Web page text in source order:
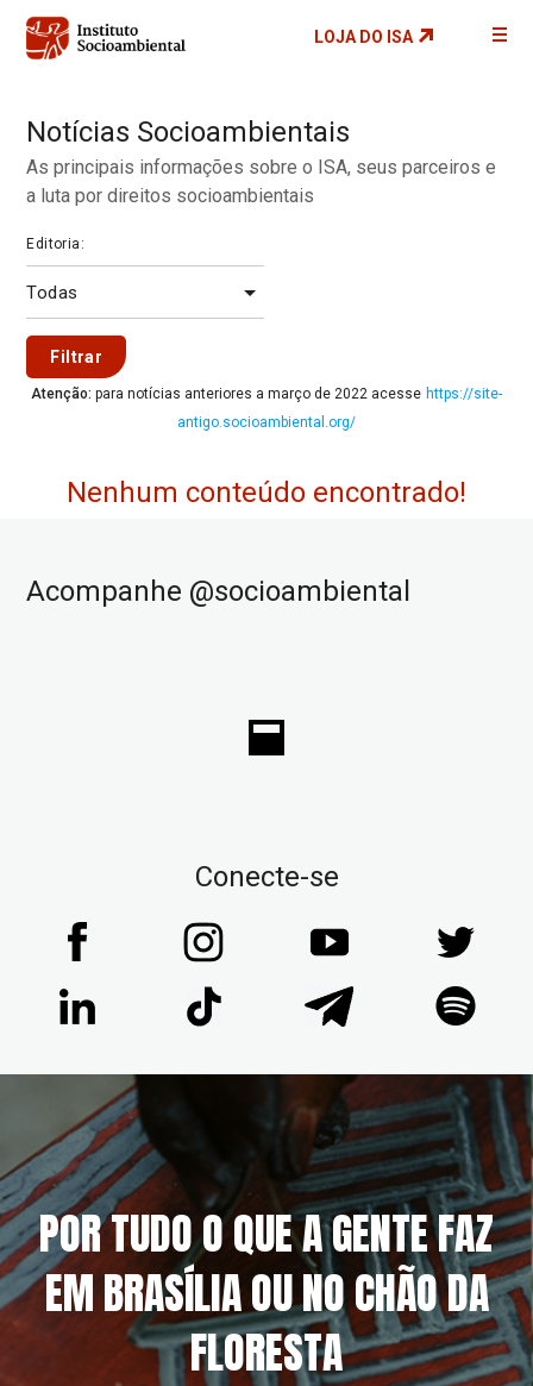
Pular
para
principal
LOJA DO ISA
Notícias Socioambientais
As principais informações sobre o ISA, seus parceiros e
a luta por direitos socioambientais
Editoria:
Filtrar
Atenção: para notícias anteriores a março de 2022 acesse https://site-
antigo.socioambiental.org/
Nenhum conteúdo encontrado!
Acompanhe @socioambiental
Conecte-se
POR TUDO O QUE A GENTE FAZ
EM BRASÍLIA OU NO CHÃO DA
FLORESTA